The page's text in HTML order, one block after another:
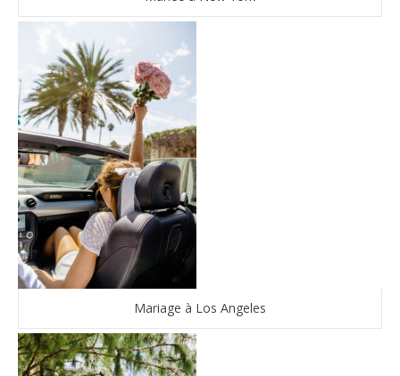
Mariage à Los Angeles